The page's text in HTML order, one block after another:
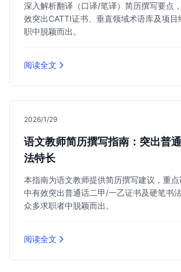
深入解析翻译（口译/笔译）简历撰写要点
效突出CATTI证书、垂直领域术语库及项目
职中脱颖而出。
阅读全文
2026/1/29
语文教师简历撰写指南：突出普
法特长
本指南为语文教师提供简历撰写建议，重
中有效突出普通话二甲/一乙证书及硬笔书
众多求职者中脱颖而出。
阅读全文